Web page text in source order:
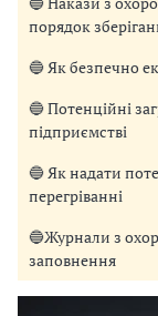
порядок
🔵 Як безпечно
🔵 Потенційні
підприємстві
🔵 Як надати
перегріванні
🔵Журнали з
заповнення